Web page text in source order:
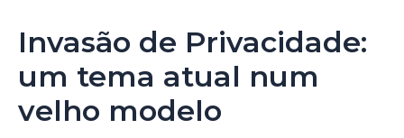
Invasão de Privacidade:
um tema atual num
velho modelo